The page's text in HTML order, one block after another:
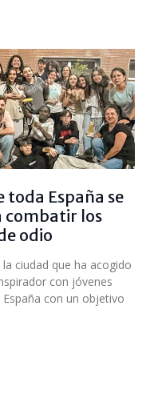
toda España se
combatir los
odio
ciudad que ha acogido
con jóvenes
con un objetivo